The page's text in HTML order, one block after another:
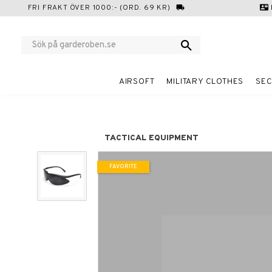
FRI FRAKT ÖVER 1000:- (ORD. 69 KR) local_shipping contact_mail
AIRSOFT MILITARY CLOTHES
TACTICAL EQUIPMENT
FAVORITE